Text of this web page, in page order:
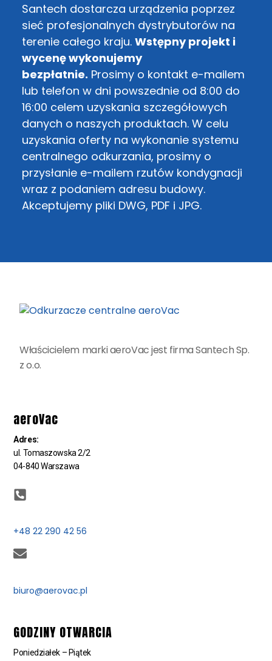
Santech dostarcza urządzenia poprzez
sieć profesjonalnych dystrybutorów na
terenie całego kraju. Wstępny projekt i
wycenę wykonujemy
bezpłatnie. Prosimy o kontakt e-mailem
lub telefon w dni powszednie od 8:00 do
16:00 celem uzyskania szczegółowych
danych o naszych produktach. W celu
uzyskania oferty na wykonanie systemu
centralnego odkurzania, prosimy o
przysłanie e-mailem rzutów kondygnacji
wraz z podaniem adresu budowy.
Akceptujemy pliki DWG, PDF i JPG.
Właścicielem marki aeroVac jest firma Santech Sp.
z o.o.
aeroVac
Adres:
ul. Tomaszowska 2/2
04-840 Warszawa
+48 22 290 42 56
biuro@aerovac.pl
GODZINY OTWARCIA
Poniedziałek – Piątek